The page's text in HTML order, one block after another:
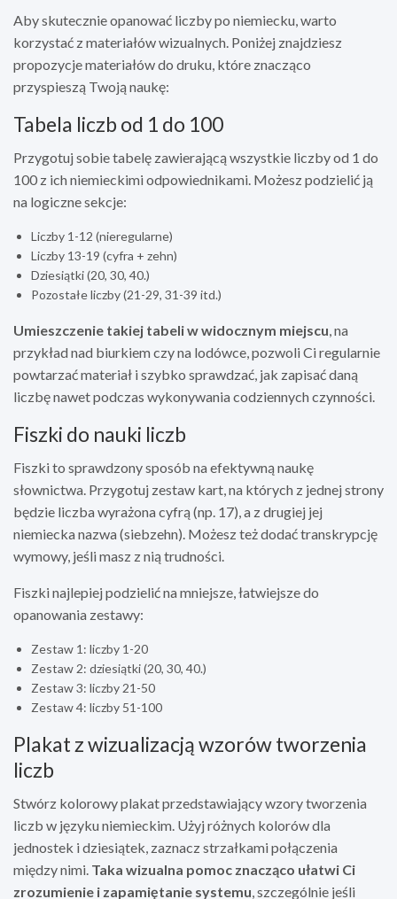
Aby skutecznie opanować liczby po niemiecku, warto
korzystać z materiałów wizualnych. Poniżej znajdziesz
propozycje materiałów do druku, które znacząco
przyspieszą Twoją naukę:
Tabela liczb od 1 do 100
Przygotuj sobie tabelę zawierającą wszystkie liczby od 1 do
100 z ich niemieckimi odpowiednikami. Możesz podzielić ją
na logiczne sekcje:
Liczby 1-12 (nieregularne)
Liczby 13-19 (cyfra + zehn)
Dziesiątki (20, 30, 40.)
Pozostałe liczby (21-29, 31-39 itd.)
Umieszczenie takiej tabeli w widocznym miejscu , na
przykład nad biurkiem czy na lodówce, pozwoli Ci regularnie
powtarzać materiał i szybko sprawdzać, jak zapisać daną
liczbę nawet podczas wykonywania codziennych czynności.
Fiszki do nauki liczb
Fiszki to sprawdzony sposób na efektywną naukę
słownictwa. Przygotuj zestaw kart, na których z jednej strony
będzie liczba wyrażona cyfrą (np. 17), a z drugiej jej
niemiecka nazwa (siebzehn). Możesz też dodać transkrypcję
wymowy, jeśli masz z nią trudności.
Fiszki najlepiej podzielić na mniejsze, łatwiejsze do
opanowania zestawy:
Zestaw 1: liczby 1-20
Zestaw 2: dziesiątki (20, 30, 40.)
Zestaw 3: liczby 21-50
Zestaw 4: liczby 51-100
Plakat z wizualizacją wzorów tworzenia
liczb
Stwórz kolorowy plakat przedstawiający wzory tworzenia
liczb w języku niemieckim. Użyj różnych kolorów dla
jednostek i dziesiątek, zaznacz strzałkami połączenia
między nimi. Taka wizualna pomoc znacząco ułatwi Ci
zrozumienie i zapamiętanie systemu , szczególnie jeśli